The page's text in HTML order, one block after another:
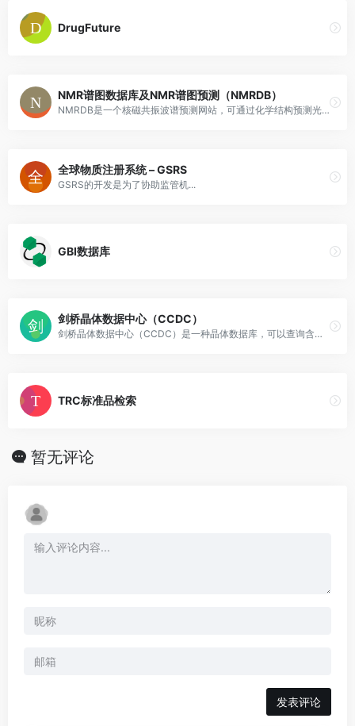
DrugFuture
NMR谱图数据库及NMR谱图预测（NMRDB）
NMRDB是一个核磁共振波谱预测网站，可通过化学结构预测光谱。
全球物质注册系统 – GSRS
GSRS的开发是为了协助监管机...
GBI数据库
剑桥晶体数据中心（CCDC）
剑桥晶体数据中心（CCDC）是一种晶体数据库，可以查询含有C-H 键的小分子晶体结构数据, 处理的分子原子总数在500以内。
TRC标准品检索
暂无评论
发表评论